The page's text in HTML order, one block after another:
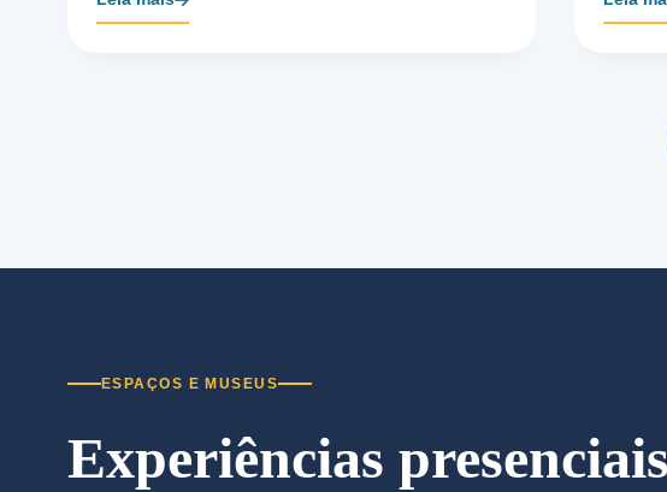
ESPAÇOS E MUSEUS
Experiências